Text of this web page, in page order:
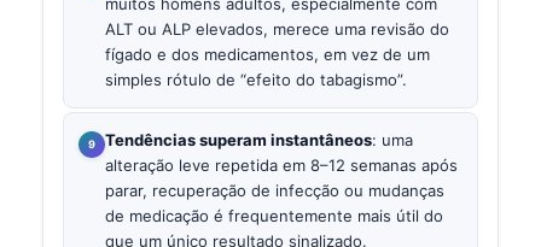
ALT ou ALP elevados, merece uma revisão do
fígado e dos medicamentos, em vez de um
simples rótulo de “efeito do tabagismo”.
Tendências superam instantâneos: uma
alteração leve repetida em 8–12 semanas após
parar, recuperação de infecção ou mudanças
de medicação é frequentemente mais útil do
que um único resultado sinalizado.